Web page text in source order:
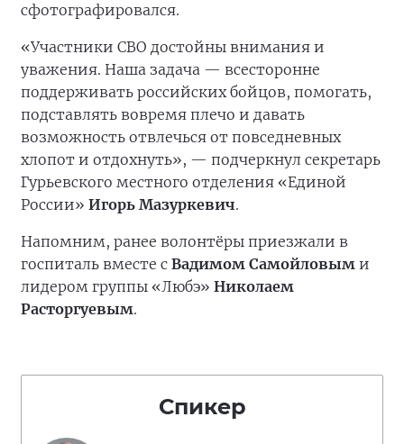
сфотографировался.
«Участники СВО достойны внимания и
уважения. Наша задача — всесторонне
поддерживать российских бойцов, помогать,
подставлять вовремя плечо и давать
возможность отвлечься от повседневных
хлопот и отдохнуть», — подчеркнул секретарь
Гурьевского местного отделения «Единой
России» Игорь Мазуркевич.
Напомним, ранее волонтёры приезжали в
госпиталь вместе с Вадимом Самойловым и
лидером группы «Любэ» Николаем
Расторгуевым.
Спикер